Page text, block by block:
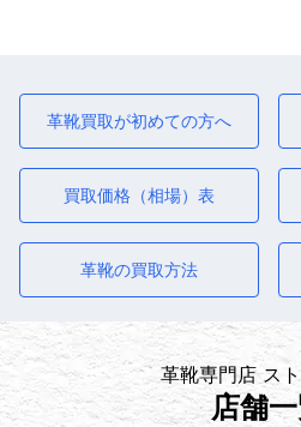
革靴買取が初めての方へ
買取価格（相場）表
革靴の買取方法
革靴専門店 ス
店舗